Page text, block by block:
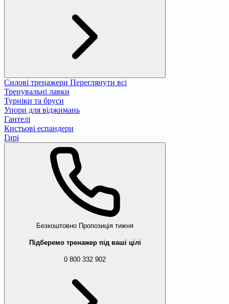
Силові тренажери Переглянути всі
Тренувальні лавки
Турніки та бруси
Упори для віджимань
Гантелі
Кистьові еспандери
Гирі
Безкоштовно Пропозиція тижня
Підберемо тренажер під ваші цілі
0 800 332 902